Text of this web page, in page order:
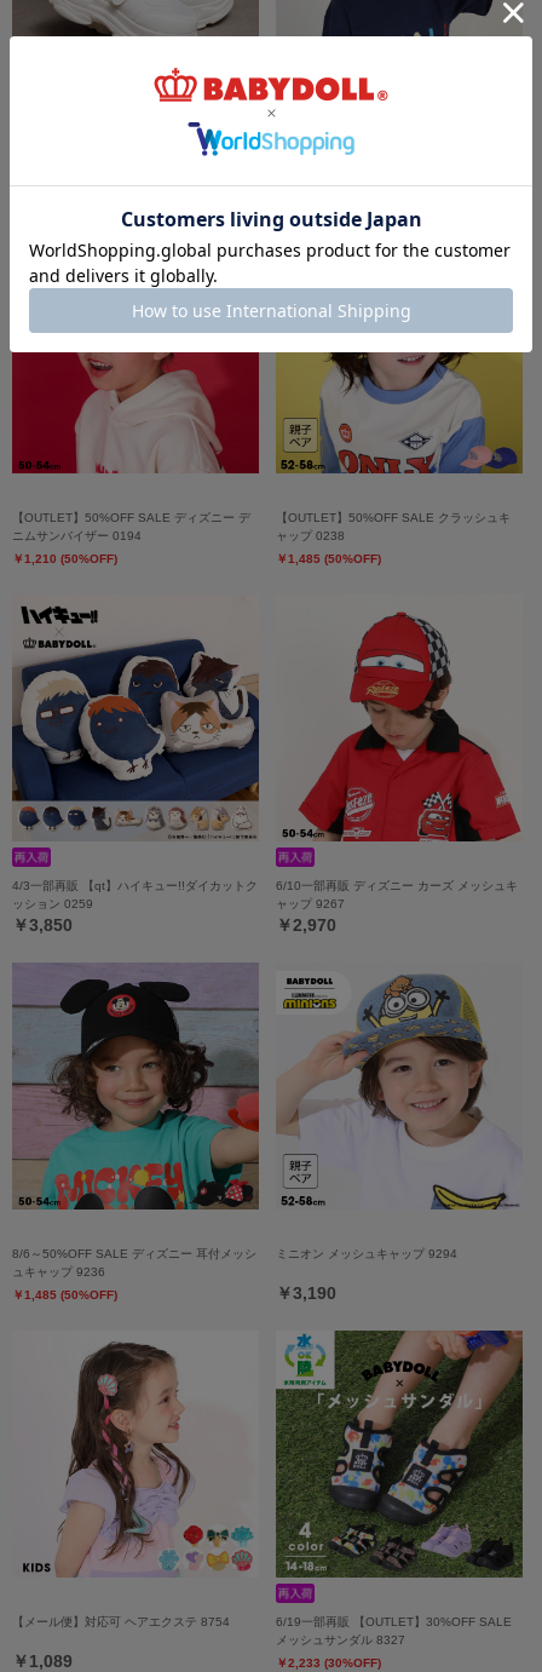
【OUTLET】50%OFF SALE PINKHUNT ス
￥3,129 (50%OFF)
8/6～50%OFF SALE ディズニー なりきるメ
￥1,485 (50%OFF)
【OUTLET】50%OFF SALE ディズニー デ
ニムサンバイザー 0194
￥1,210 (50%OFF)
【OUTLET】50%OFF SALE クラッシュキ
ャップ 0238
￥1,485 (50%OFF)
4/3一部再販 【qt】ハイキュー!!ダイカットク
ッション 0259
￥3,850
6/10一部再販 ディズニー カーズ メッシュキ
ャップ 9267
￥2,970
8/6～50%OFF SALE ディズニー 耳付メッシ
ュキャップ 9236
￥1,485 (50%OFF)
ミニオン メッシュキャップ 9294
￥3,190
【メール便】対応可 ヘアエクステ 8754
￥1,089
6/19一部再販 【OUTLET】30%OFF SALE
メッシュサンダル 8327
￥2,233 (30%OFF)